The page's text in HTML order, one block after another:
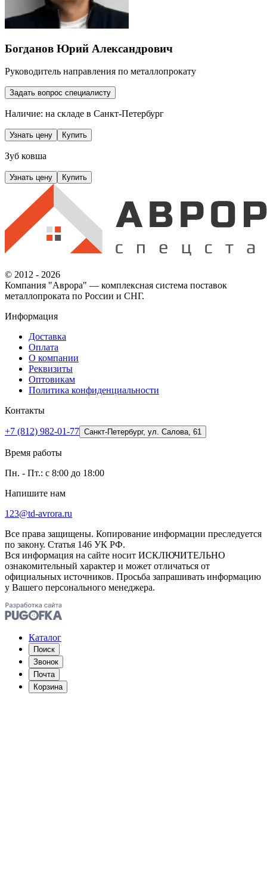
Богданов Юрий Александрович
Руководитель направления по металлопрокату
Задать вопрос специалисту
Наличие: на складе в Санкт-Петербург
Узнать цену Купить
Зуб ковша
Узнать цену Купить
© 2012 - 2026
Компания "Аврора" — комплексная система поставок
металлопроката по России и СНГ.
Информация
Доставка
Оплата
О компании
Реквизиты
Оптовикам
Политика конфиденциальности
Контакты
+7 (812) 982-01-77 Санкт-Петербург, ул. Салова, 61
Время работы
Пн. - Пт.: с 8:00 до 18:00
Напишите нам
123@td-avrora.ru
Все права защищены. Копирование информации преследуется
по закону. Статья 146 УК РФ.
Вся информация на сайте носит ИСКЛЮЧИТЕЛЬНО
ознакомительный характер и может отличаться от
официальных источников. Просьба запрашивать информацию
у Вашего персонального менеджера.
Каталог
Поиск
Звонок
Почта
Корзина